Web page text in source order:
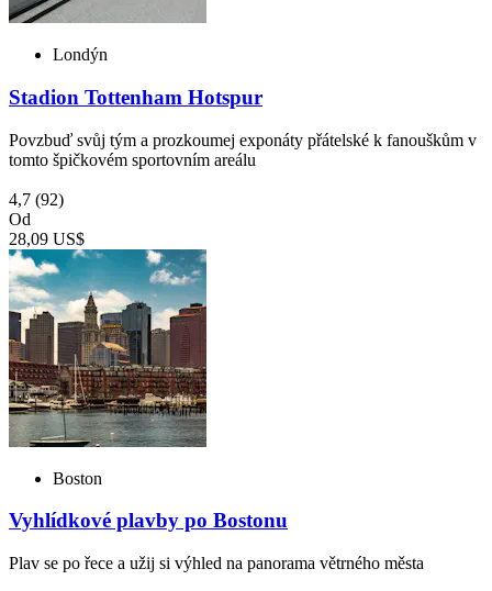
Londýn
Stadion Tottenham Hotspur
Povzbuď svůj tým a prozkoumej exponáty přátelské k fanouškům v
tomto špičkovém sportovním areálu
4,7 (92)
Od
28,09 US$
Boston
Vyhlídkové plavby po Bostonu
Plav se po řece a užij si výhled na panorama větrného města